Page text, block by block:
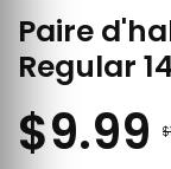
Paire
Regular
$9.99